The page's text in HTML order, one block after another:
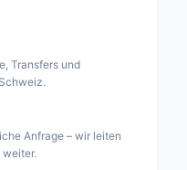
Transfers und
Anfrage – wir leiten
weiter.